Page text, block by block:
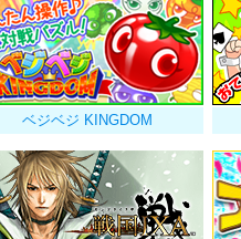
ベジベジ KINGDOM